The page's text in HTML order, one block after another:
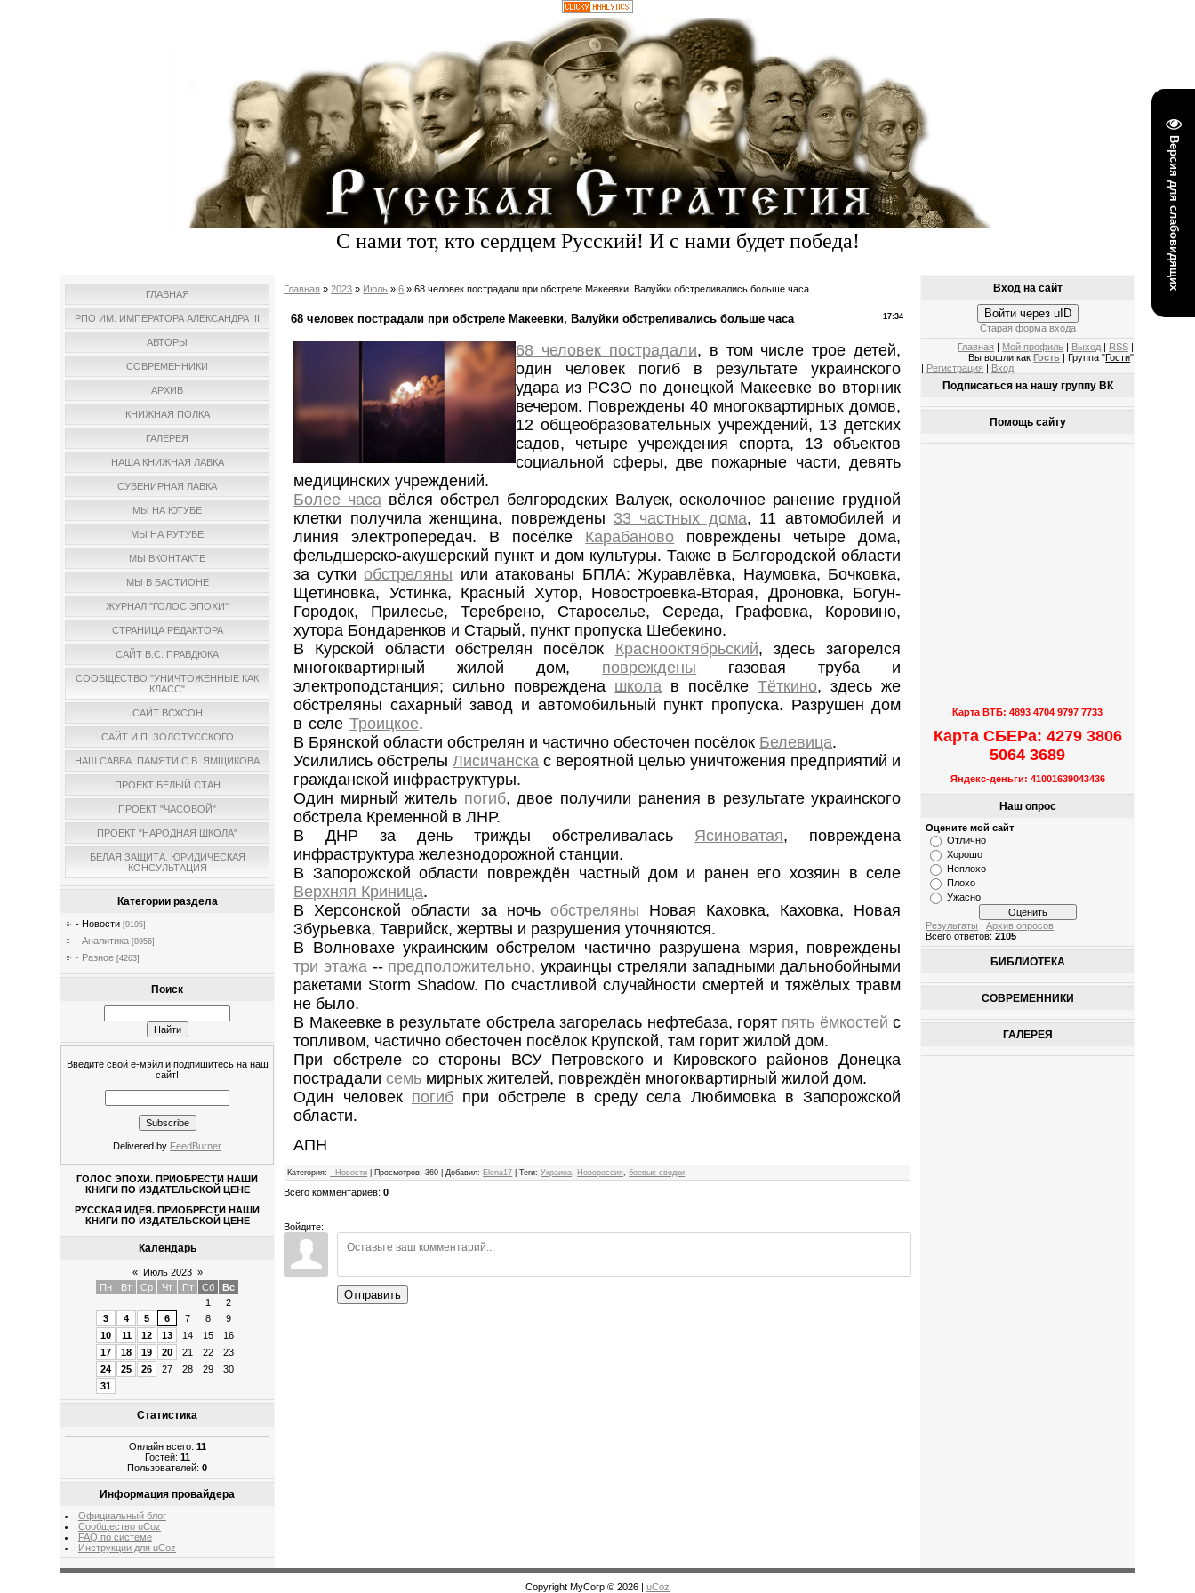
Версия для слабовидящих
С нами тот, кто сердцем Русский! И с нами будет победа!
ГЛАВНАЯ
РПО ИМ. ИМПЕРАТОРА АЛЕКСАНДРА III
АВТОРЫ
СОВРЕМЕННИКИ
АРХИВ
КНИЖНАЯ ПОЛКА
ГАЛЕРЕЯ
НАША КНИЖНАЯ ЛАВКА
СУВЕНИРНАЯ ЛАВКА
МЫ НА ЮТУБЕ
МЫ НА РУТУБЕ
МЫ ВКОНТАКТЕ
МЫ В БАСТИОНЕ
ЖУРНАЛ "ГОЛОС ЭПОХИ"
СТРАНИЦА РЕДАКТОРА
САЙТ В.С. ПРАВДЮКА
СООБЩЕСТВО "УНИЧТОЖЕННЫЕ КАК
КЛАСС"
САЙТ ВСХСОН
САЙТ И.П. ЗОЛОТУССКОГО
НАШ САВВА. ПАМЯТИ С.В. ЯМЩИКОВА
ПРОЕКТ БЕЛЫЙ СТАН
ПРОЕКТ "ЧАСОВОЙ"
ПРОЕКТ "НАРОДНАЯ ШКОЛА"
БЕЛАЯ ЗАЩИТА. ЮРИДИЧЕСКАЯ
КОНСУЛЬТАЦИЯ
Категории раздела
- Новости [9195]
- Аналитика [8956]
- Разное [4263]
Поиск
Введите свой е-мэйл и подпишитесь на наш
сайт!
Delivered by FeedBurner
ГОЛОС ЭПОХИ. ПРИОБРЕСТИ НАШИ
КНИГИ ПО ИЗДАТЕЛЬСКОЙ ЦЕНЕ
РУССКАЯ ИДЕЯ. ПРИОБРЕСТИ НАШИ
КНИГИ ПО ИЗДАТЕЛЬСКОЙ ЦЕНЕ
Календарь
« Июль 2023 »
Пн
Вт Ср Чт Пт Сб
Вс
1
2
3
4 5 6 7 8
9
10
11 12 13 14 15
16
17
18 19 20 21 22
23
24
25 26 27 28 29
30
31
Статистика
Онлайн всего: 11
Гостей: 11
Пользователей:0
Информация провайдера
Официальный блог
Сообщество uCoz
FAQ по системе
Инструкции для uCoz
Главная »2023 » Июль » 6 » 68 человек пострадали при обстреле Макеевки, Валуйки обстреливались больше часа
17:34
68 человек пострадали при обстреле Макеевки, Валуйки обстреливались больше часа
68 человек пострадали, в том числе трое детей,
один человек погиб в результате украинского
удара из РСЗО по донецкой Макеевке во вторник
вечером. Повреждены 40 многоквартирных домов,
12 общеобразовательных учреждений, 13 детских
садов, четыре учреждения спорта, 13 объектов
социальной сферы, две пожарные части, девять
медицинских учреждений.
Более часа вёлся обстрел белгородских Валуек, осколочное ранение грудной
клетки получила женщина, повреждены 33 частных дома, 11 автомобилей и
линия электропередач. В посёлке Карабаново повреждены четыре дома,
фельдшерско-акушерский пункт и дом культуры. Также в Белгородской области
за суткиобстреляны или атакованы БПЛА: Журавлёвка, Наумовка, Бочковка,
Щетиновка, Устинка, Красный Хутор, Новостроевка-Вторая, Дроновка, Богун-
Городок, Прилесье, Теребрено, Староселье, Середа, Графовка, Коровино,
хутора Бондаренков и Старый, пункт пропуска Шебекино.
В Курской области обстрелян посёлок Краснооктябрьский, здесь загорелся
многоквартирный жилой дом, повреждены газовая труба и
электроподстанция; сильно повреждена школа в посёлкеТёткино, здесь же
обстреляны сахарный завод и автомобильный пункт пропуска. Разрушен дом
в селе Троицкое.
В Брянской области обстрелян и частично обесточен посёлок Белевица.
Усилились обстрелыЛисичанска с вероятной целью уничтожения предприятий и
гражданской инфраструктуры.
Один мирный житель погиб, двое получили ранения в результате украинского
обстрела Кременной в ЛНР.
В ДНР за день трижды обстреливалась Ясиноватая, повреждена
инфраструктура железнодорожной станции.
В Запорожской области повреждён частный дом и ранен его хозяин в селе
Верхняя Криница.
В Херсонской области за ночь обстреляны Новая Каховка, Каховка, Новая
Збурьевка, Таврийск, жертвы и разрушения уточняются.
В Волновахе украинским обстрелом частично разрушена мэрия, повреждены
три этажа-- предположительно, украинцы стреляли западными дальнобойными
ракетами Storm Shadow. По счастливой случайности смертей и тяжёлых травм
не было.
В Макеевке в результате обстрела загорелась нефтебаза, горят пять ёмкостей с
топливом, частично обесточен посёлок Крупской, там горит жилой дом.
При обстреле со стороны ВСУ Петровского и Кировского районов Донецка
пострадалисемь мирных жителей, повреждён многоквартирный жилой дом.
Один человек погибпри обстреле в среду села Любимовка в Запорожской
области.
АПН
Категория: - Новости Просмотров: 360 |Добавил: Elena17 |Теги: Украина, Новороссия,боевые сводки
Всего комментариев:0
Войдите:
Отправить
Вход на сайт
Войти через uID
Старая форма входа
Главная
Мой профиль Выход RSS
Вы вошли как Гость | Группа "Гости"
Регистрация Вход
Подписаться на нашу группу ВК
Помощь сайту
Карта ВТБ: 4893 4704 9797 7733
Карта СБЕРа: 4279 3806
5064 3689
Яндекс-деньги: 41001639043436
Наш опрос
Оцените мой сайт
Отлично
Хорошо
Неплохо
Плохо
Ужасно
Результаты |Архив опросов
Всего ответов:2105
БИБЛИОТЕКА
СОВРЕМЕННИКИ
ГАЛЕРЕЯ
Copyright MyCorp © 2026 uCoz